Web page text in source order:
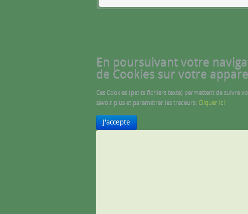
En poursuivant votre
de Cookies sur votre
Ces Cookies (petits fichiers texte) permettent de suivre
savoir plus et paramétrer les traceurs: Cliquer ici
J'accepte